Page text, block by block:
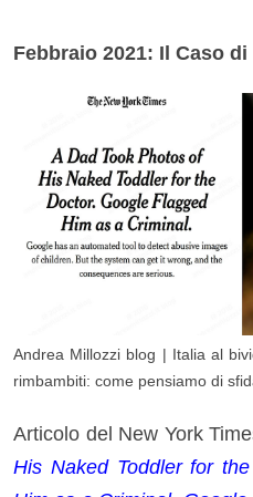
Febbraio 2021: Il Caso di
Andrea Millozzi blog | Italia al
rimbambiti: come pensiamo di
Articolo del New York
His Naked Toddler for